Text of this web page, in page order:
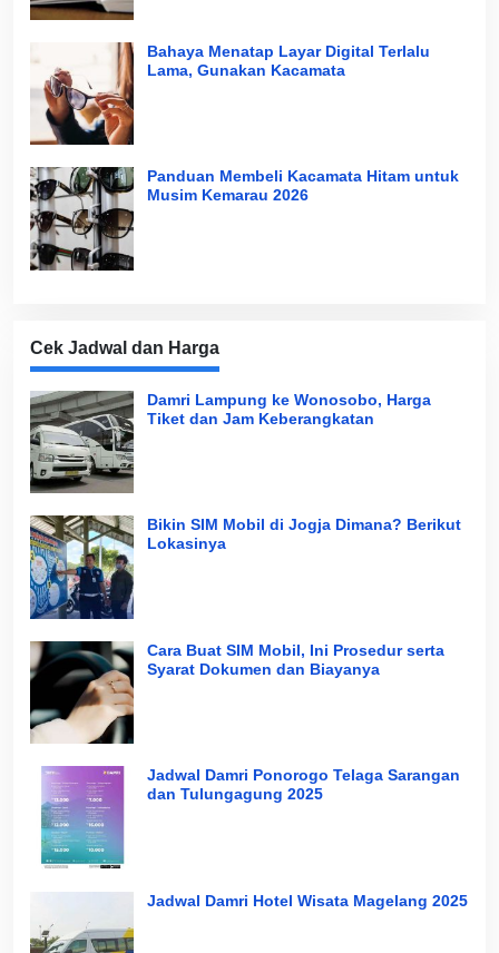
Bahaya Menatap Layar Digital Terlalu
Lama, Gunakan Kacamata
Panduan Membeli Kacamata Hitam untuk
Musim Kemarau 2026
Cek Jadwal dan Harga
Damri Lampung ke Wonosobo, Harga
Tiket dan Jam Keberangkatan
Bikin SIM Mobil di Jogja Dimana? Berikut
Lokasinya
Cara Buat SIM Mobil, Ini Prosedur serta
Syarat Dokumen dan Biayanya
Jadwal Damri Ponorogo Telaga Sarangan
dan Tulungagung 2025
Jadwal Damri Hotel Wisata Magelang 2025